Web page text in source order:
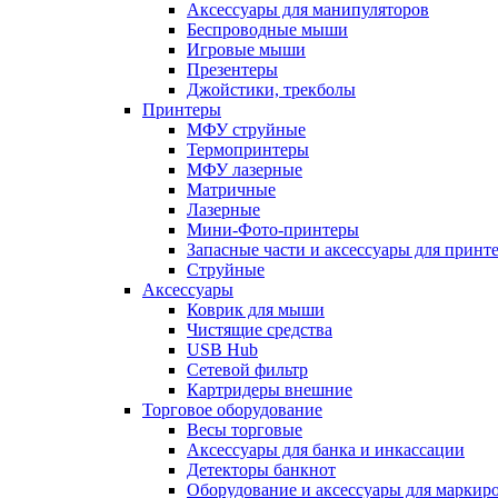
Аксессуары для манипуляторов
Беспроводные мыши
Игровые мыши
Презентеры
Джойстики, трекболы
Принтеры
МФУ струйные
Термопринтеры
МФУ лазерные
Матричные
Лазерные
Мини-Фото-принтеры
Запасные части и аксессуары для
Струйные
Аксессуары
Коврик для мыши
Чистящие средства
USB Hub
Сетевой фильтр
Картридеры внешние
Торговое оборудование
Весы торговые
Аксессуары для банка и инкассации
Детекторы банкнот
Оборудование и аксессуары для